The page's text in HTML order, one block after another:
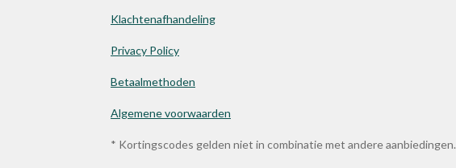
Klachtenafhandeling
Privacy Policy
Betaalmethoden
Algemene voorwaarden
* Kortingscodes gelden niet in combinatie met andere aanbiedingen.